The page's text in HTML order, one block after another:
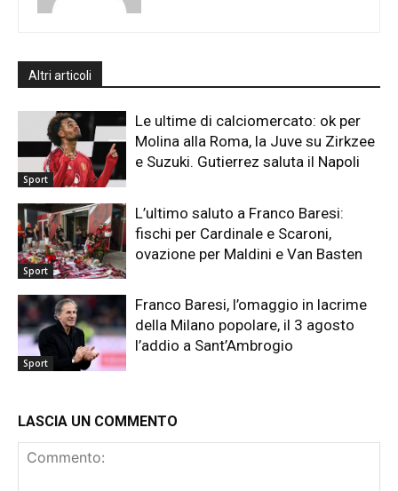
Altri articoli
Sport
Le ultime di calciomercato: ok per
Molina alla Roma, la Juve su Zirkzee
e Suzuki. Gutierrez saluta il Napoli
Sport
L’ultimo saluto a Franco Baresi:
fischi per Cardinale e Scaroni,
ovazione per Maldini e Van Basten
Sport
Franco Baresi, l’omaggio in lacrime
della Milano popolare, il 3 agosto
l’addio a Sant’Ambrogio
LASCIA UN COMMENTO